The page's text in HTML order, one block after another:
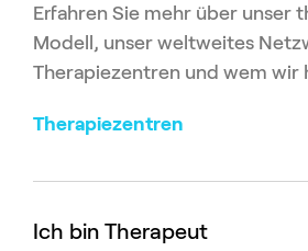
Erfahren Sie mehr über unser
Modell, unser weltweites
Therapiezentren und wem wir
Therapiezentren
Ich bin Therapeut